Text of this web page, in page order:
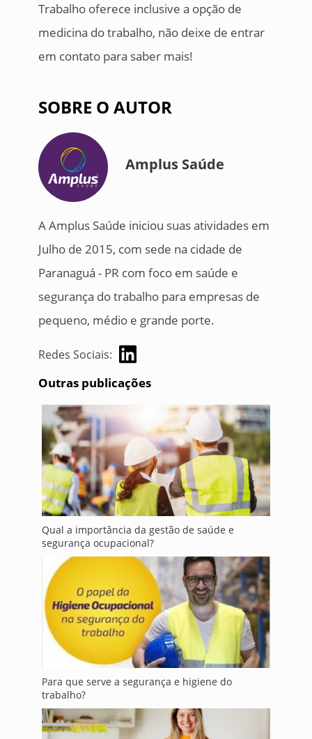
Trabalho oferece inclusive a opção de
medicina do trabalho, não deixe de entrar
em contato para saber mais!
SOBRE O AUTOR
Amplus Saúde
A Amplus Saúde iniciou suas atividades em
Julho de 2015, com sede na cidade de
Paranaguá - PR com foco em saúde e
segurança do trabalho para empresas de
pequeno, médio e grande porte.
Redes Sociais:
Outras publicações
Qual a importância da gestão de saúde e
segurança ocupacional?
Para que serve a segurança e higiene do
trabalho?